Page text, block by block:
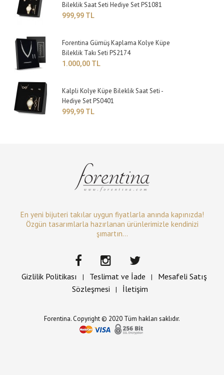
Bileklik Saat Seti Hediye Set PS1081
999,99 TL
Forentina Gümüş Kaplama Kolye Küpe
Bileklik Takı Seti PS2174
1.000,00 TL
Kalpli Kolye Küpe Bileklik Saat Seti -
Hediye Set PS0401
999,99 TL
En yeni bijuteri takılar uygun fiyatlarla anında kapınızda!
Özgün tasarımlarla hazırlanan ürünlerimizle kendinizi
şımartın...
Gizlilik Politikası | Teslimat ve İade |
Mesafeli Satış
Sözleşmesi
| İletişim
Forentina. Copyright © 2020 Tüm hakları saklıdır.